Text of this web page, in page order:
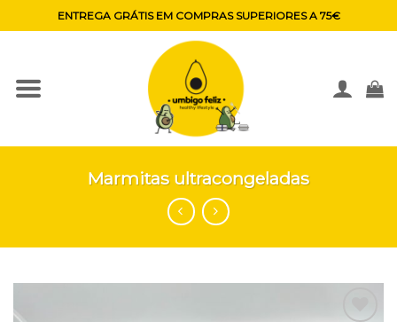
to
ENTREGA GRÁTIS EM COMPRAS SUPERIORES A 75€
Marmitas ultracongeladas